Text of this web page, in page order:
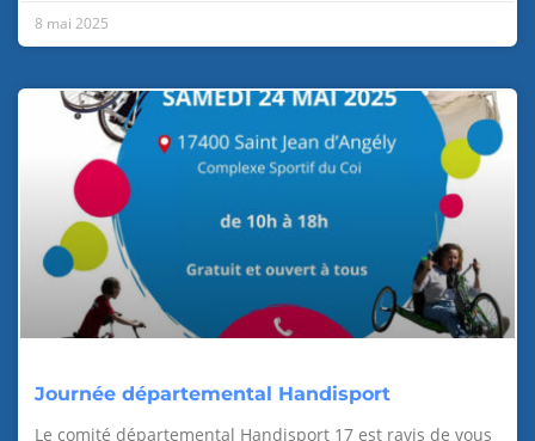
8 mai 2025
Journée départemental Handisport
Le comité départemental Handisport 17 est ravis de vous